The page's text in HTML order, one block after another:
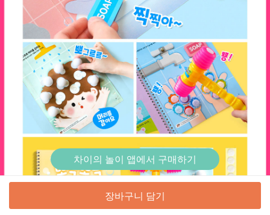
장바구니 담기
차이의 놀이 앱에서 구매하기